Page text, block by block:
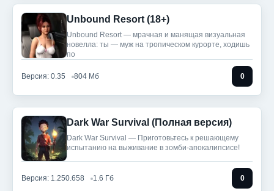
Unbound Resort (18+)
Unbound Resort — мрачная и манящая визуальная
новелла: ты — муж на тропическом курорте, ходишь
по
Версия: 0.35 804 Мб 0
Dark War Survival (Полная версия)
Dark War Survival — Приготовьтесь к решающему
испытанию на выживание в зомби-апокалипсисе!
Версия: 1.250.658 1.6 Гб 0